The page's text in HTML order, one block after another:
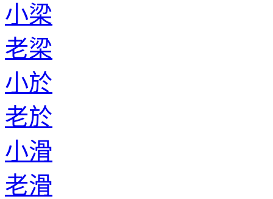
小梁
老梁
小於
老於
小滑
老滑